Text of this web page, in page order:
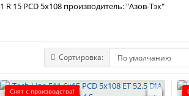
15 PCD 5x108 производитель: "Азов-Тэк"
Сортировка:
Снят с производства!